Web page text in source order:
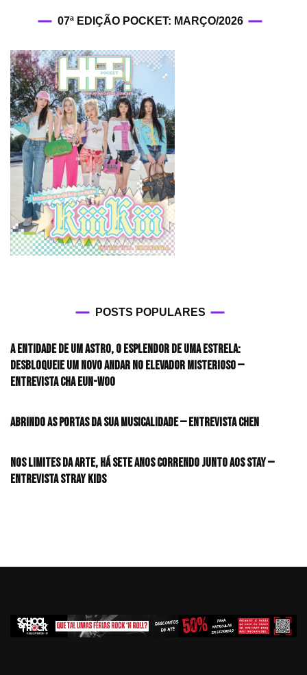
07ª EDIÇÃO POCKET: MARÇO/2026
POSTS POPULARES
A entidade de um astro, o esplendor de uma estrela:
desbloqueie um novo andar no elevador misterioso —
Entrevista CHA EUN-WOO
Abrindo as portas da sua musicalidade — Entrevista CHEN
Nos limites da arte, há sete anos correndo junto aos STAY —
Entrevista Stray Kids